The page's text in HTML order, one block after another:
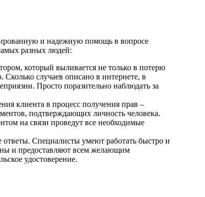
и надежную помощь в вопросе
разных людей:
который выливается не только в потерю
случаев описано в интернете, в
Просто поразительно наблюдать за
клиента в процесс получения прав –
подтверждающих личность человека.
на связи проведут все необходимые
Специалисты умеют работать быстро и
и предоставляют всем желающим
удостоверение.